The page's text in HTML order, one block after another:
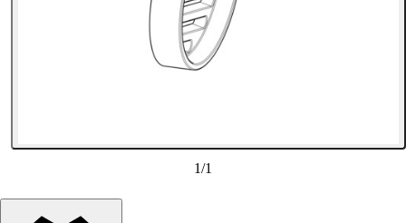
1/1